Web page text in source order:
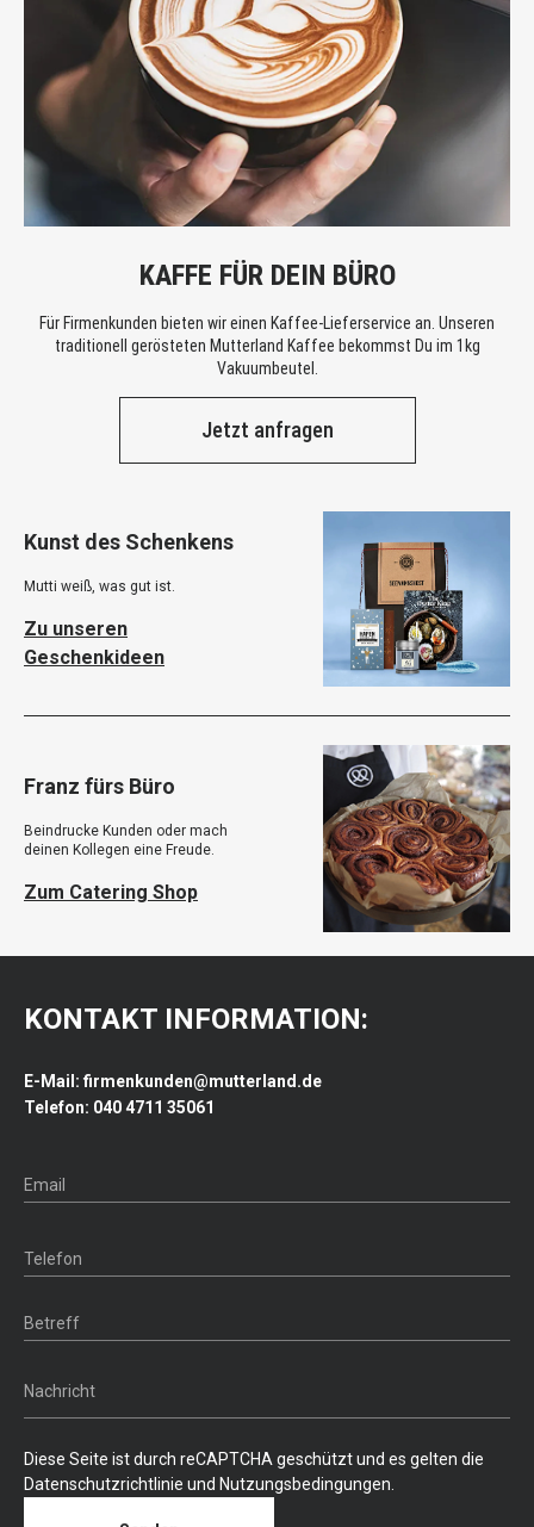
KAFFE FÜR DEIN BÜRO
Für Firmenkunden bieten wir einen Kaffee-Lieferservice an. Unseren
traditionell gerösteten Mutterland Kaffee bekommst Du im 1kg
Vakuumbeutel.
Jetzt anfragen
Kunst des Schenkens
Mutti weiß, was gut ist.
Zu unseren
Geschenkideen
Franz fürs Büro
Beindrucke Kunden oder mach
deinen Kollegen eine Freude.
Zum Catering Shop
KONTAKT INFORMATION:
E-Mail: firmenkunden@mutterland.de
Telefon: 040 4711 35061
Diese Seite ist durch reCAPTCHA geschützt und es gelten die
Datenschutzrichtlinie und Nutzungsbedingungen.